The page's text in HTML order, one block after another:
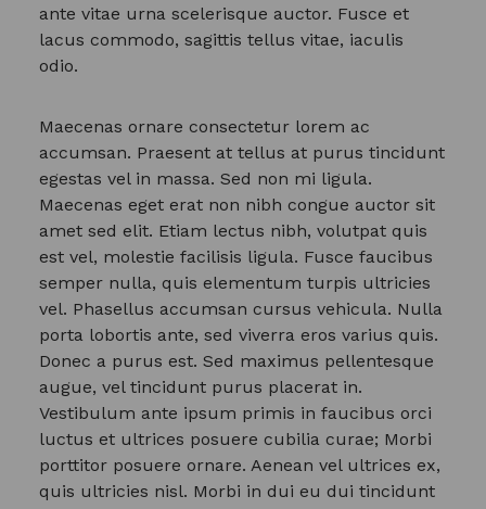
ante vitae urna scelerisque auctor. Fusce et
lacus commodo, sagittis tellus vitae, iaculis
odio.
Maecenas ornare consectetur lorem ac
accumsan. Praesent at tellus at purus tincidunt
egestas vel in massa. Sed non mi ligula.
Maecenas eget erat non nibh congue auctor sit
amet sed elit. Etiam lectus nibh, volutpat quis
est vel, molestie facilisis ligula. Fusce faucibus
semper nulla, quis elementum turpis ultricies
vel. Phasellus accumsan cursus vehicula. Nulla
porta lobortis ante, sed viverra eros varius quis.
Donec a purus est. Sed maximus pellentesque
augue, vel tincidunt purus placerat in.
Vestibulum ante ipsum primis in faucibus orci
luctus et ultrices posuere cubilia curae; Morbi
porttitor posuere ornare. Aenean vel ultrices ex,
quis ultricies nisl. Morbi in dui eu dui tincidunt